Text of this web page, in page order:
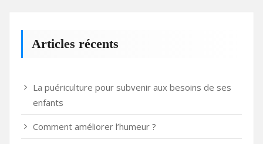
Articles récents
La puériculture pour subvenir aux besoins de ses
enfants
Comment améliorer l’humeur ?